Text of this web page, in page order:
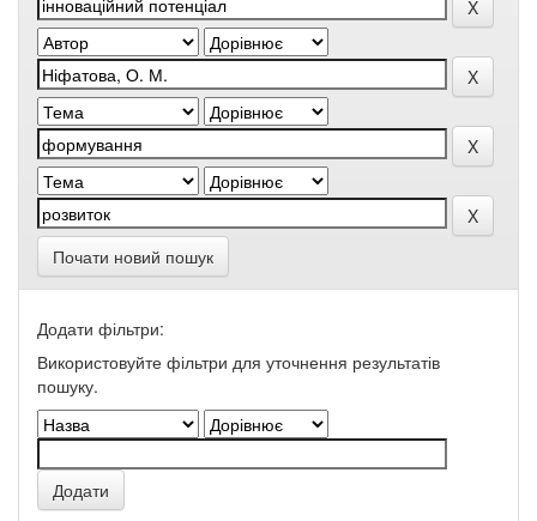
Почати новий пошук
Додати фільтри:
Використовуйте фільтри для уточнення результатів
пошуку.